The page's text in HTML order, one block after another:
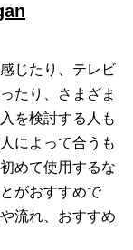
じたり、テレビ
たり、さまざま
を検討する人も
によって合うも
めて使用するな
がおすすめで
流れ、おすすめ